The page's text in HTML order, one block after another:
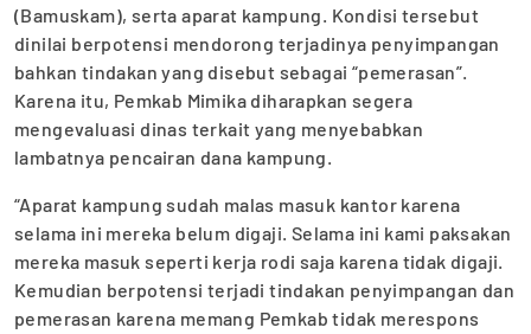
(Bamuskam), serta aparat kampung. Kondisi tersebut
dinilai berpotensi mendorong terjadinya penyimpangan
bahkan tindakan yang disebut sebagai “pemerasan”.
Karena itu, Pemkab Mimika diharapkan segera
mengevaluasi dinas terkait yang menyebabkan
lambatnya pencairan dana kampung.
“Aparat kampung sudah malas masuk kantor karena
selama ini mereka belum digaji. Selama ini kami paksakan
mereka masuk seperti kerja rodi saja karena tidak digaji.
Kemudian berpotensi terjadi tindakan penyimpangan dan
pemerasan karena memang Pemkab tidak merespons